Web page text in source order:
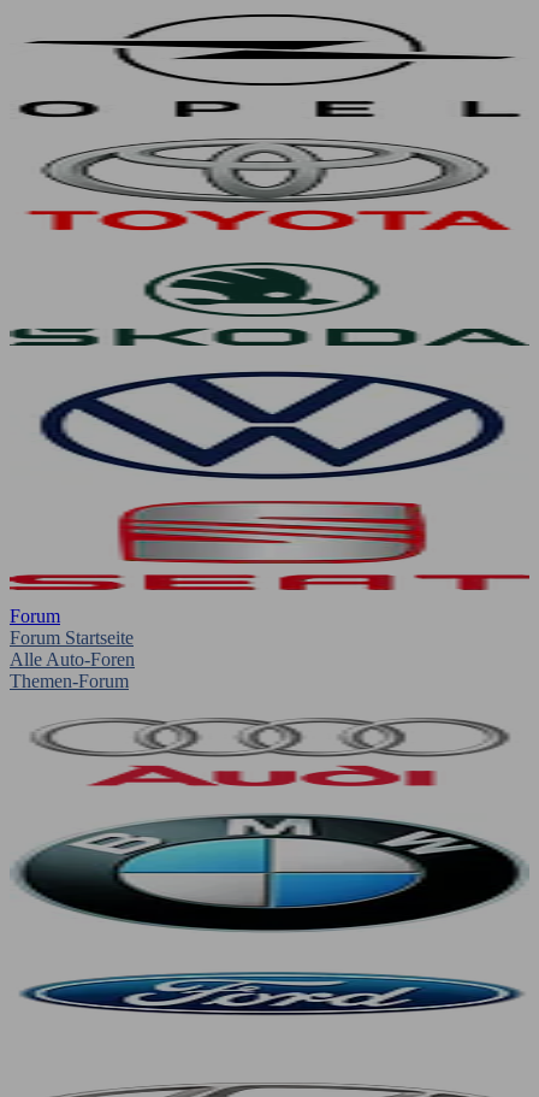
Forum
Forum Startseite
Alle Auto-Foren
Themen-Forum